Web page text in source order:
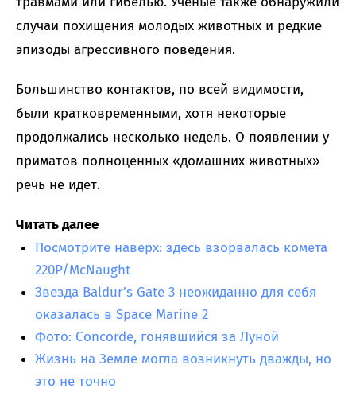
случаи похищения молодых животных и редкие
эпизоды агрессивного поведения.
Большинство контактов, по всей видимости,
были кратковременными, хотя некоторые
продолжались несколько недель. О появлении у
приматов полноценных «домашних животных»
речь не идет.
Читать далее
Посмотрите наверх: здесь взорвалась комета
220P/McNaught
Звезда Baldur’s Gate 3 неожиданно для себя
оказалась в Space Marine 2
Фото: Concorde, гонявшийся за Луной
Жизнь на Земле могла возникнуть дважды, но
это не точно